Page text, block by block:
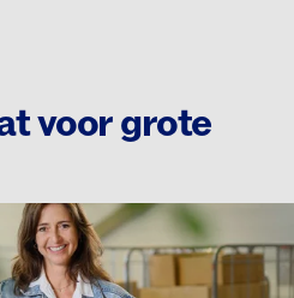
voor grote